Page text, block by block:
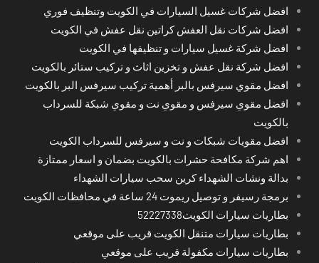
افضل شركات غسيل السيارات في الكويت وتنظيف فوري
افضل شركات نقل العفش كراتين نقل عفش في الكويت
افضل شركة غسيل سيارات و تنظيفها في الكويت
افضل شركة نقل عفش و تخزين اثاث و تركيب ستائر بالكويت
افضل مقوي سيرفس بالبر أهمية تركيب سيرفس البر بالكويت
افضل مقوي سيرفس و مقوي نت و مقوي شبكة للسرداب
بالكويت
افضل مقويات شبكات و نت و سيرفس للسرداب الكويت
اهم شركة مكافحة حشرات بالكويت بضمان و اسعار ممتازة
بدالة ونشات الشهداء كرين سحب سيارات الشهداء
برمجة رسيفر و توصيل ريموت 24 ساعة في محافظات الكويت
بطاريات سيارات الكويت52227338
بطاريات سيارات متنقل الكويت قريب على موقعي
بطاريات سيارات مكفولة قريب على موقعي